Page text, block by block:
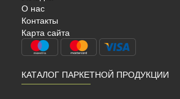
О нас
Контакты
Карта сайта
КАТАЛОГ ПАРКЕТНОЙ ПРОДУКЦИИ